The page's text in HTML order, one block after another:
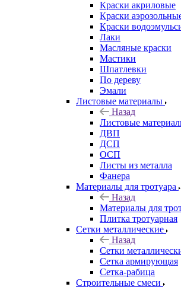
Краски акриловые
Краски
Краски
Лаки
Масляные краски
Мастики
Шпатлевки
По дереву
Эмали
Листовые материалы
Назад
Листовые
ДВП
ДСП
ОСП
Листы из металла
Фанера
Материалы для тротуара
Назад
Материалы для
Плитка тротуарная
Сетки металлические
Назад
Сетки
Сетка армирующая
Сетка-рабица
Строительные смеси